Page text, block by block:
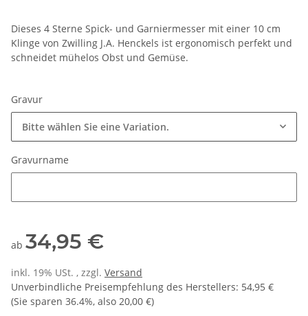
Dieses 4 Sterne Spick- und Garniermesser mit einer 10 cm
Klinge von Zwilling J.A. Henckels ist ergonomisch perfekt und
schneidet mühelos Obst und Gemüse.
Gravur
Bitte wählen Sie eine Variation.
Gravurname
ab 34,95 €
inkl. 19% USt. , zzgl. Versand
Unverbindliche Preisempfehlung des Herstellers: 54,95 €
(Sie sparen 36.4%, also 20,00 €)